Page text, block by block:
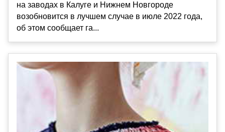
на заводах в Калуге и Нижнем Новгороде
возобновится в лучшем случае в июле 2022 года,
об этом сообщает га...